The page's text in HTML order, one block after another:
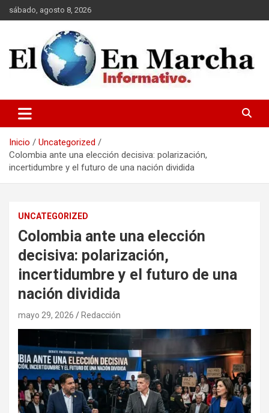
Saltar
al
sábado, agosto 8, 2026
elmundoenmarcha.net
Inicio
Uncategorized
Colombia ante una elección decisiva: polarización,
incertidumbre y el futuro de una nación dividida
UNCATEGORIZED
Colombia ante una elección
decisiva: polarización,
incertidumbre y el futuro de una
nación dividida
mayo 29, 2026 Redacción